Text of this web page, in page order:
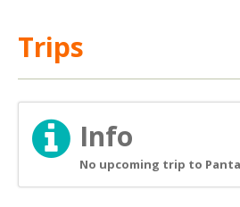
Trips
Info
No upcoming trip to